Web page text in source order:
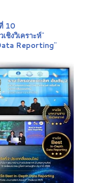
10
ชิงวิเคราะห์"
Reporting"